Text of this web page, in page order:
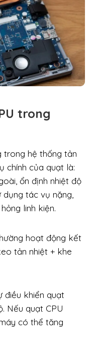
trong
trong hệ thống tản
chính của quạt là:
ổn định nhiệt độ
dụng tác vụ nặng,
linh kiện.
hoạt động kết
tản nhiệt + khe
điều khiển quạt
Nếu quạt CPU
có thể tăng